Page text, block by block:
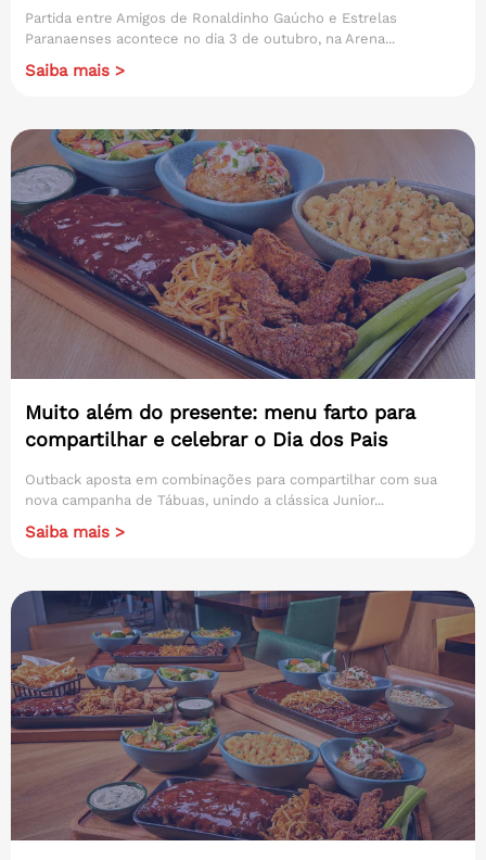
Partida entre Amigos de Ronaldinho Gaúcho e Estrelas
Paranaenses acontece no dia 3 de outubro, na Arena...
Saiba mais >
Muito além do presente: menu farto para
compartilhar e celebrar o Dia dos Pais
Outback aposta em combinações para compartilhar com sua
nova campanha de Tábuas, unindo a clássica Junior...
Saiba mais >